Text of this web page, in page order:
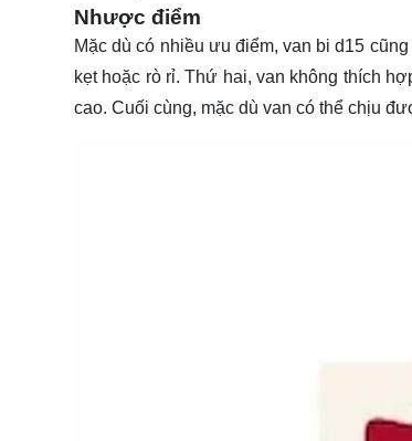
Nhược điểm
Mặc dù có nhiều ưu điểm, van bi d15
kẹt hoặc rò rỉ. Thứ hai, van không thích
cao. Cuối cùng, mặc dù van có thể chịu